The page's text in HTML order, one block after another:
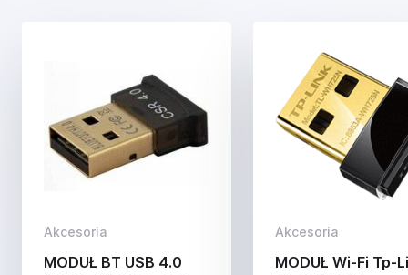
Akcesoria
MODUŁ BT USB 4.0
Akcesoria
MODUŁ Wi-Fi Tp-